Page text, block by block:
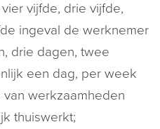
vijfde, drie vijfde,
ingeval de werknemer
drie dagen, twee
een dag, per week
werkzaamheden
thuiswerkt;